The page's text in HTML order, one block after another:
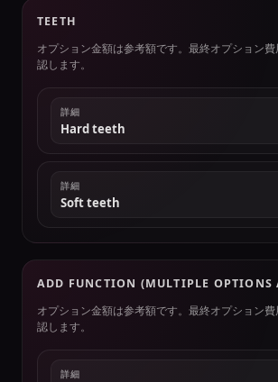
TEETH
オプション金額は参考額です。最終オプション
認します。
詳細
Hard teeth
詳細
Soft teeth
ADD FUNCTION (MULTIPLE OPTIONS
オプション金額は参考額です。最終オプション
認します。
詳細